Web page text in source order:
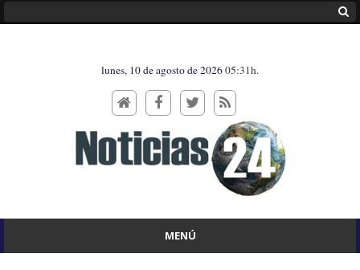
lunes, 10 de agosto de 202605:31h.
MENÚ